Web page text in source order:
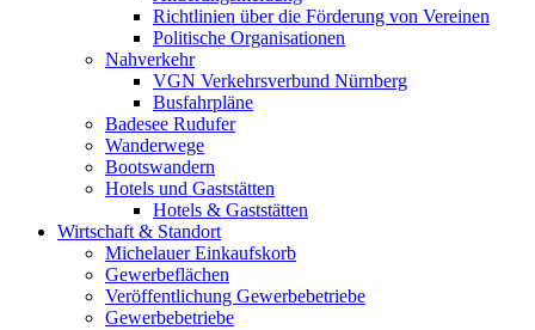
Richtlinien über die Förderung von Vereinen
Politische Organisationen
Nahverkehr
VGN Verkehrsverbund Nürnberg
Busfahrpläne
Badesee Rudufer
Wanderwege
Bootswandern
Hotels und Gaststätten
Hotels & Gaststätten
Wirtschaft & Standort
Michelauer Einkaufskorb
Gewerbeflächen
Veröffentlichung Gewerbebetriebe
Gewerbebetriebe